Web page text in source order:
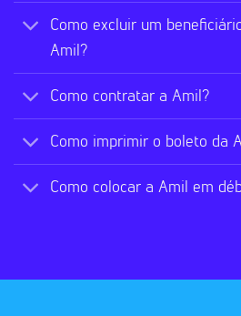
Como excluir um
Amil?
Como contratar a Amil?
Como imprimir o boleto da
Como colocar a Amil em